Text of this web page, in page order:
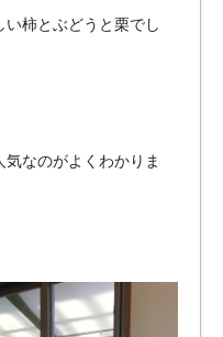
い柿とぶどうと栗でし
なのがよくわかりま